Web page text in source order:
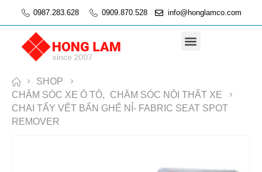
0987.283.628 0909.870.528 info@honglamco.com
SHOP
CHĂM SÓC XE Ô TÔ,
CHĂM SÓC NỘI THẤT XE
CHAI TẨY VẾT BẨN GHẾ NỈ- FABRIC SEAT SPOT
REMOVER